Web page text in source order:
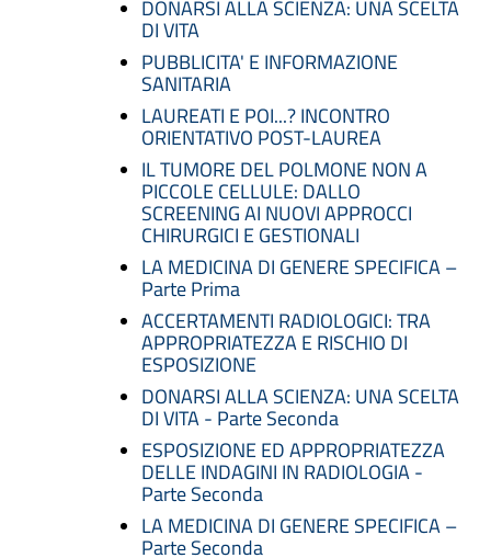
DONARSI ALLA SCIENZA: UNA SCELTA
DI VITA
PUBBLICITA' E INFORMAZIONE
SANITARIA
LAUREATI E POI...? INCONTRO
ORIENTATIVO POST-LAUREA
IL TUMORE DEL POLMONE NON A
PICCOLE CELLULE: DALLO
SCREENING AI NUOVI APPROCCI
CHIRURGICI E GESTIONALI
LA MEDICINA DI GENERE SPECIFICA –
Parte Prima
ACCERTAMENTI RADIOLOGICI: TRA
APPROPRIATEZZA E RISCHIO DI
ESPOSIZIONE
DONARSI ALLA SCIENZA: UNA SCELTA
DI VITA - Parte Seconda
ESPOSIZIONE ED APPROPRIATEZZA
DELLE INDAGINI IN RADIOLOGIA -
Parte Seconda
LA MEDICINA DI GENERE SPECIFICA –
Parte Seconda